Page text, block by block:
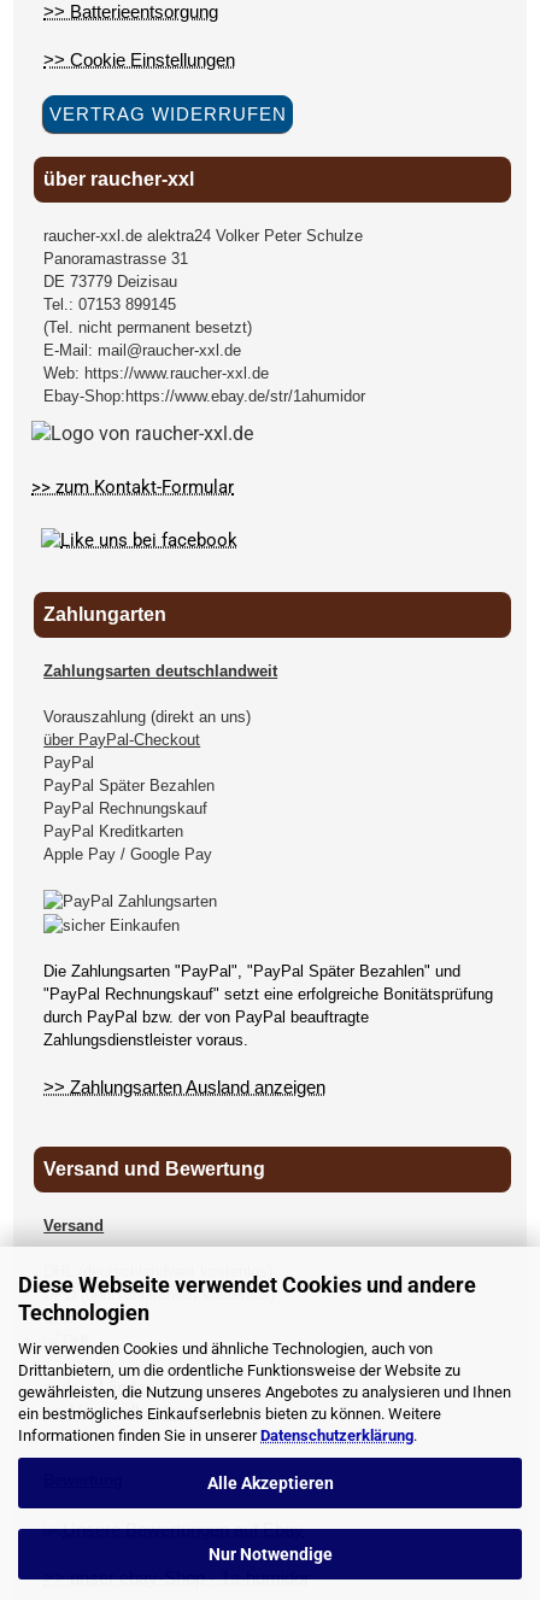
Diese Webseite verwendet Cookies und andere
Technologien
Wir verwenden Cookies und ähnliche Technologien, auch von
Drittanbietern, um die ordentliche Funktionsweise der Website zu
gewährleisten, die Nutzung unseres Angebotes zu analysieren und Ihnen
ein bestmögliches Einkaufserlebnis bieten zu können. Weitere
Informationen finden Sie in unsererDatenschutzerklärung.
Alle Akzeptieren
Nur Notwendige
>> Batterieentsorgung
>> Cookie Einstellungen
VERTRAG WIDERRUFEN
über raucher-xxl
raucher-xxl.de alektra24 Volker Peter Schulze
Panoramastrasse 31
DE 73779 Deizisau
Tel.:07153 899145
(Tel. nicht permanent besetzt)
E-Mail: mail@raucher-xxl.de
Web: https://www.raucher-xxl.de
Ebay-Shop: https://www.ebay.de/str/1ahumidor
>> zum Kontakt-Formular
Zahlungarten
Zahlungsarten deutschlandweit
Vorauszahlung (direkt an uns)
über PayPal-Checkout
PayPal
PayPal Später Bezahlen
PayPal Rechnungskauf
PayPal Kreditkarten
Apple Pay / Google Pay
Die Zahlungsarten "PayPal", "PayPal Später Bezahlen" und
"PayPal Rechnungskauf" setzt eine erfolgreiche Bonitätsprüfung
durch PayPal bzw. der von PayPal beauftragte
Zahlungsdienstleister voraus.
>> Zahlungsarten Ausland anzeigen
Versand und Bewertung
Versand
DHL (deutschlandweit kostenlos)
DPD (deutschlandweit kostenlos)
UPS
andere Länder
>> Versandkosten anzeigen
>> unser ebay-Shop - 1a-humidor